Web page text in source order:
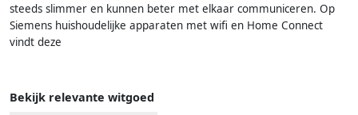
steeds slimmer en kunnen beter met elkaar communiceren. Op
Siemens huishoudelijke apparaten met wifi en Home Connect
vindt deze
Bekijk relevante witgoed